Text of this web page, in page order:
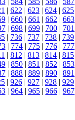
| 622 | 623 | 624 | 625
| 660 | 661 | 662 | 663
| 698 | 699 | 700 | 701
| 736 | 737 | 738 | 739
| 774 | 775 | 776 | 777
| 812 | 813 | 814 | 815
| 850 | 851 | 852 | 853
| 888 | 889 | 890 | 891
| 926 | 927 | 928 | 929
| 964 | 965 | 966 | 967